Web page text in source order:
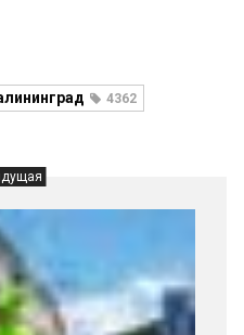
4362